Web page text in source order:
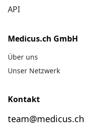
API
Medicus.ch GmbH
Über uns
Unser Netzwerk
Kontakt
team@medicus.ch